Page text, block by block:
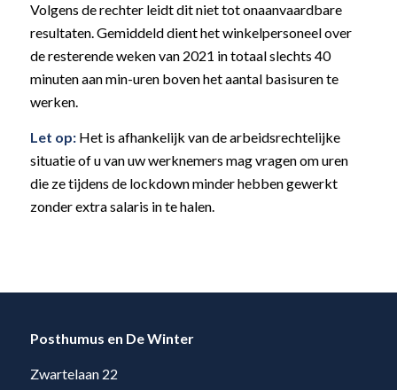
Volgens de rechter leidt dit niet tot onaanvaardbare
resultaten. Gemiddeld dient het winkelpersoneel over
de resterende weken van 2021 in totaal slechts 40
minuten aan min-uren boven het aantal basisuren te
werken.
Let op:Het is afhankelijk van de arbeidsrechtelijke
situatie of u van uw werknemers mag vragen om uren
die ze tijdens de lockdown minder hebben gewerkt
zonder extra salaris in te halen.
Posthumus en De Winter
Zwartelaan 22